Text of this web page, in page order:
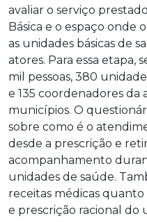
avaliar o serviço
Básica e o espaço onde
as unidades básicas de
atores. Para essa etapa,
mil pessoas, 380
e 135 coordenadores da
municípios. O
sobre como é o
desde a prescrição e
acompanhamento
unidades de saúde.
receitas médicas
e prescrição racional do